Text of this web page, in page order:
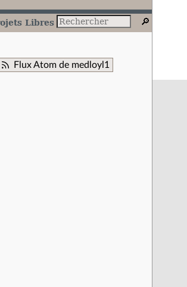
Libres
Flux Atom de medloyl1